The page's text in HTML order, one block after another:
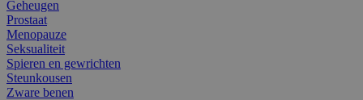
Geheugen
Prostaat
Menopauze
Seksualiteit
Spieren en gewrichten
Steunkousen
Zware benen